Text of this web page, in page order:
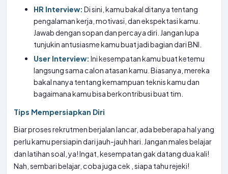
HR Interview: Di sini, kamu bakal ditanya tentang
pengalaman kerja, motivasi, dan ekspektasi kamu.
Jawab dengan sopan dan percaya diri. Jangan lupa
tunjukin antusiasme kamu buat jadi bagian dari BNI.
User Interview: Ini kesempatan kamu buat ketemu
langsung sama calon atasan kamu. Biasanya, mereka
bakal nanya tentang kemampuan teknis kamu dan
bagaimana kamu bisa berkontribusi buat tim.
Tips Mempersiapkan Diri
Biar proses rekrutmen berjalan lancar, ada beberapa hal yang
perlu kamu persiapin dari jauh-jauh hari. Jangan males belajar
dan latihan soal, ya! Ingat, kesempatan gak datang dua kali!
Nah, sembari belajar, coba juga cek , siapa tahu rejeki!